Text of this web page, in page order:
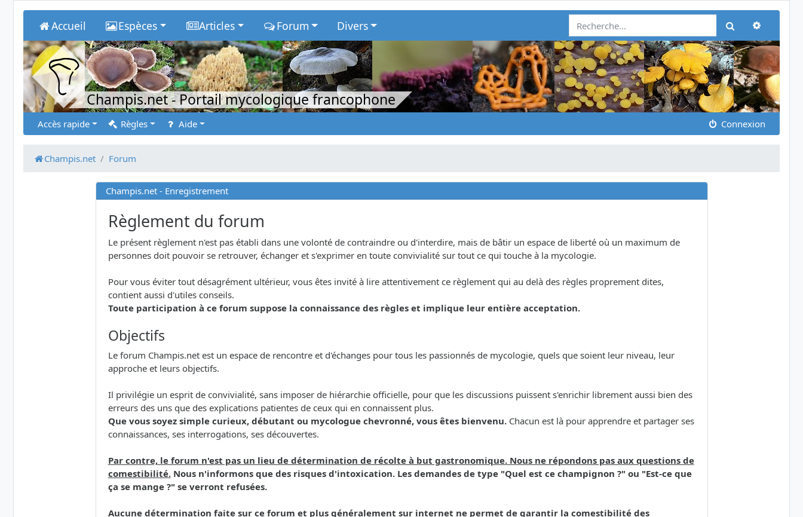
Accueil Espèces Articles Forum Divers Rechercher
Champis.net- Portail mycologique francophone
Accès rapide Règles Aide Connexion
Champis.net Forum
Champis.net - Enregistrement
Règlement du forum
Le présent règlement n'est pas établi dans une volonté de contraindre ou d'interdire, mais de bâtir un espace de liberté où un maximum de
personnes doit pouvoir se retrouver, échanger et s'exprimer en toute convivialité sur tout ce qui touche à la mycologie.
Pour vous éviter tout désagrément ultérieur, vous êtes invité à lire attentivement ce règlement qui au delà des règles proprement dites,
contient aussi d'utiles conseils.
Toute participation à ce forum suppose la connaissance des règles et implique leur entière acceptation.
Objectifs
Le forum Champis.net est un espace de rencontre et d'échanges pour tous les passionnés de mycologie, quels que soient leur niveau, leur
approche et leurs objectifs.
Il privilégie un esprit de convivialité, sans imposer de hiérarchie officielle, pour que les discussions puissent s'enrichir librement aussi bien des
erreurs des uns que des explications patientes de ceux qui en connaissent plus.
Que vous soyez simple curieux, débutant ou mycologue chevronné, vous êtes bienvenu.Chacun est là pour apprendre et partager ses
connaissances, ses interrogations, ses découvertes.
Par contre, le forum n'est pas un lieu de détermination de récolte à but gastronomique. Nous ne répondons pas aux questions de
comestibilité.Nous n'informons que des risques d'intoxication. Les demandes de type "Quel est ce champignon ?" ou "Est-ce que
ça se mange ?" se verront refusées.
Aucune détermination faite sur ce forum et plus généralement sur internet ne permet de garantir la comestibilité des